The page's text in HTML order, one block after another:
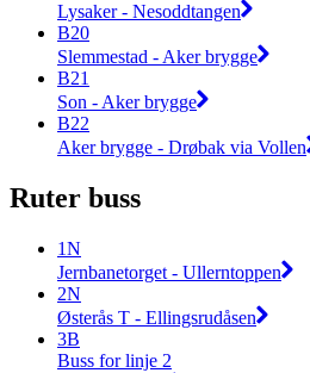
Lysaker - Nesoddtangen
B20
Slemmestad - Aker brygge
B21
Son - Aker brygge
B22
Aker brygge - Drøbak via Vollen
Ruter buss
1N
Jernbanetorget - Ullerntoppen
2N
Østerås T - Ellingsrudåsen
3B
Buss for linje 2